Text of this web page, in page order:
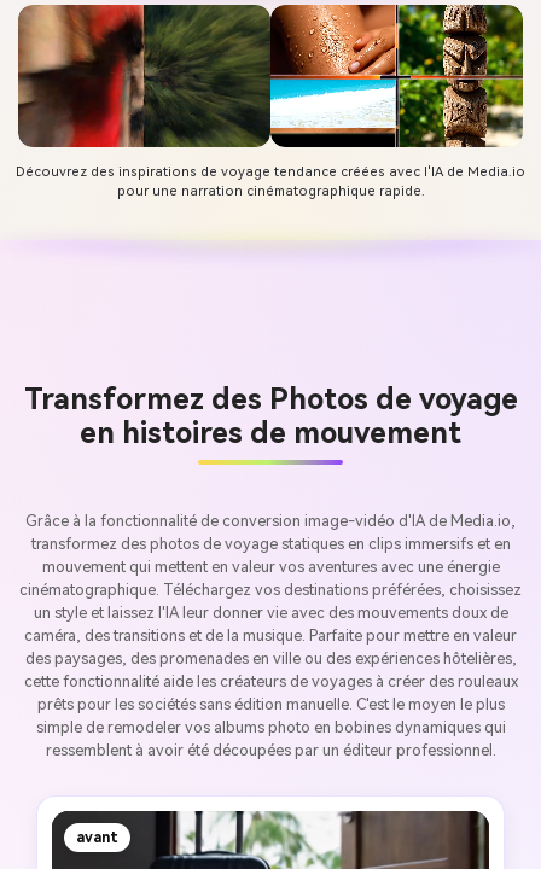
Découvrez des inspirations de voyage tendance créées avec l'IA de Media.io
pour une narration cinématographique rapide.
Transformez des Photos de voyage
en histoires de mouvement
Grâce à la fonctionnalité de conversion image-vidéo d'IA de Media.io,
transformez des photos de voyage statiques en clips immersifs et en
mouvement qui mettent en valeur vos aventures avec une énergie
cinématographique. Téléchargez vos destinations préférées, choisissez
un style et laissez l'IA leur donner vie avec des mouvements doux de
caméra, des transitions et de la musique. Parfaite pour mettre en valeur
des paysages, des promenades en ville ou des expériences hôtelières,
cette fonctionnalité aide les créateurs de voyages à créer des rouleaux
prêts pour les sociétés sans édition manuelle. C'est le moyen le plus
simple de remodeler vos albums photo en bobines dynamiques qui
ressemblent à avoir été découpées par un éditeur professionnel.
avant